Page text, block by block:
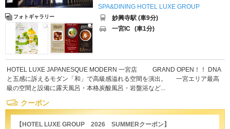
フォトギャラリー
SPA&DINING HOTEL LUXE GROUP
妙興寺駅 (車9分)
一宮IC (車1分)
HOTEL LUXE JAPANESQUE MODERN 一宮店 GRAND OPEN！！ DNA
と五感に訴えるモダン「和」で高級感溢れる空間を演出。 一宮エリア最高
級の空間と設備に露天風呂・本格炭酸風呂・岩盤浴など...
クーポン
【HOTEL LUXE GROUP 2026 SUMMERクーポン】